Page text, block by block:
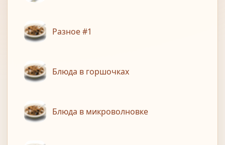
Разное #1
Блюда в горшочках
Блюда в микроволновке